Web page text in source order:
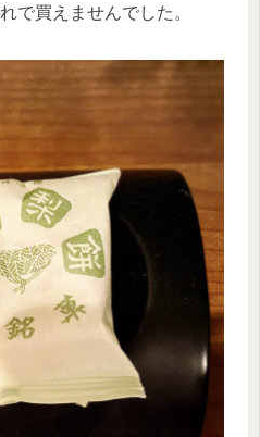
で買えませんでした。